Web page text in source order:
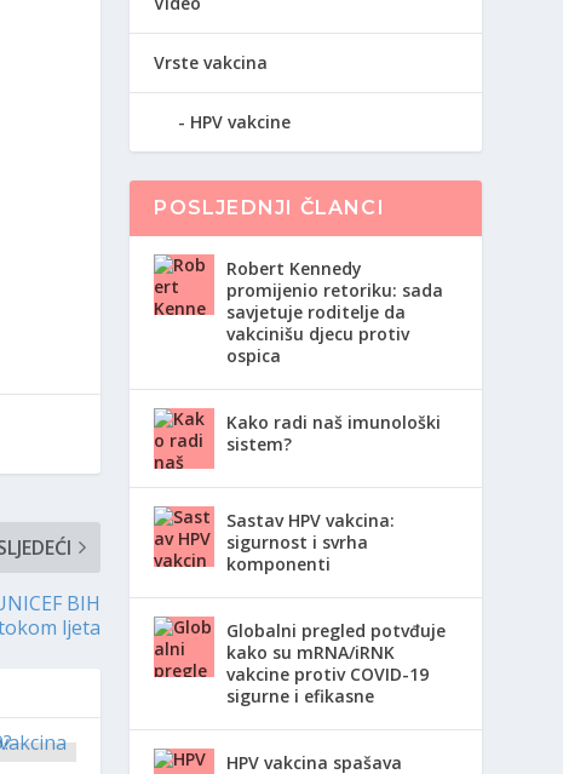
BIH
ljeta
Vrste vakcina
HPV vakcine
POSLJEDNJI ČLANCI
Robert Kennedy
promijenio retoriku: sada
savjetuje roditelje da
vakcinišu djecu protiv
ospica
Kako radi naš imunološki
sistem?
Sastav HPV vakcina:
sigurnost i svrha
komponenti
Globalni pregled potvđuje
kako su mRNA/iRNK
vakcine protiv COVID-19
sigurne i efikasne
HPV vakcina spašava